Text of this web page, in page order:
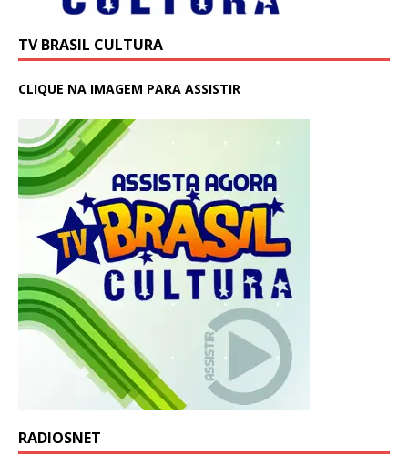
TV BRASIL CULTURA
CLIQUE NA IMAGEM PARA ASSISTIR
RADIOSNET